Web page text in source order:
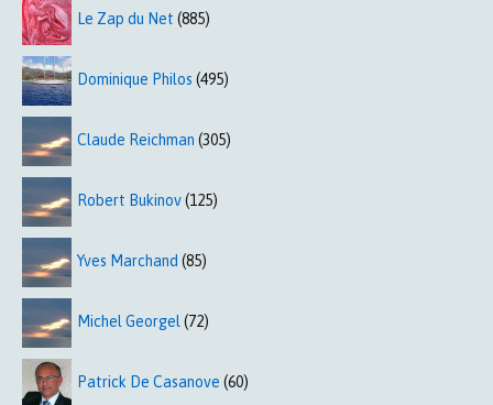
Le Zap du Net (885)
Dominique Philos (495)
Claude Reichman (305)
Robert Bukinov(125)
Yves Marchand (85)
Michel Georgel (72)
Patrick De Casanove (60)